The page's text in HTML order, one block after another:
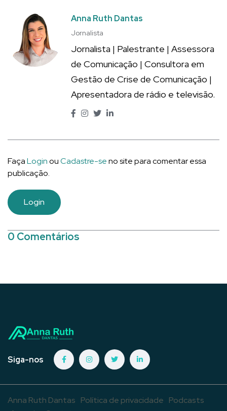
Anna Ruth Dantas
Jornalista
Jornalista | Palestrante | Assessora
de Comunicação | Consultora em
Gestão de Crise de Comunicação |
Apresentadora de rádio e televisão.
FaçaLoginouCadastre-seno site para comentar essa
publicação.
Login
0 Comentários
Siga-nos
Anna Ruth Dantas Política de privacidade Podcasts